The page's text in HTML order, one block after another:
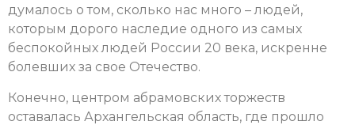
думалось о том, сколько нас много – людей,
которым дорого наследие одного из самых
беспокойных людей России 20 века, искренне
болевших за свое Отечество.
Конечно, центром абрамовских торжеств
оставалась Архангельская область, где прошло